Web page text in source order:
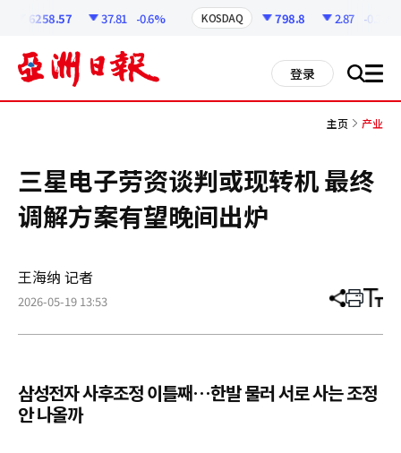
6258.57 37.81 -0.6% KOSDAQ 798.8 2.87 -0.36%
登录 搜 all
主页 产业
三星电子劳资谈判或现转机 最终
调解方案有望晚间出炉
王海纳 记者
2026-05-19 13:53 分
章
打 调
小
삼성전자 사후조정 이틀째…한발 물러 서로 사는 조정
안 나올까